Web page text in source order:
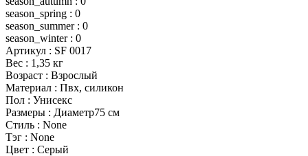
season_spring : 0
season_summer : 0
season_winter : 0
Артикул : SF 0017
Вес : 1,35 кг
Возраст : Взрослый
Материал : Пвх, силикон
Пол : Унисекс
Размеры : Диаметр75 см
Стиль : None
Тэг : None
Цвет : Серый